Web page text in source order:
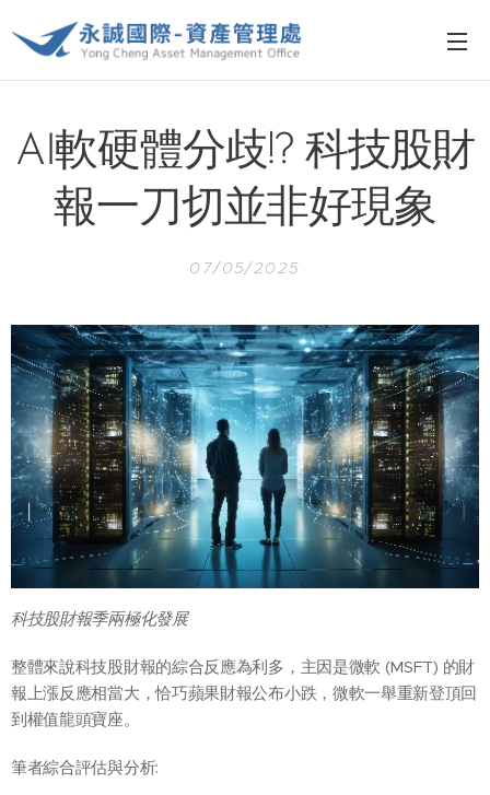
AI軟硬體分歧!? 科技股財
報一刀切並非好現象
07/05/2025
科技股財報季兩極化發展
整體來說科技股財報的綜合反應為利多，主因是微軟 (MSFT) 的財
報上漲反應相當大，恰巧蘋果財報公布小跌，微軟一舉重新登頂回
到權值龍頭寶座。
筆者綜合評估與分析: